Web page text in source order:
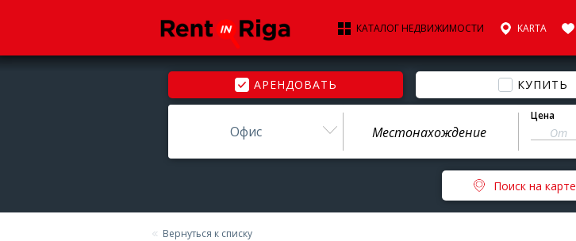
КАТАЛОГ НЕДВИЖИМОСТИ KARTA
АРЕНДОВАТЬ КУПИТЬ
Офис
Цена
Поиск на карте
Вернуться к списку